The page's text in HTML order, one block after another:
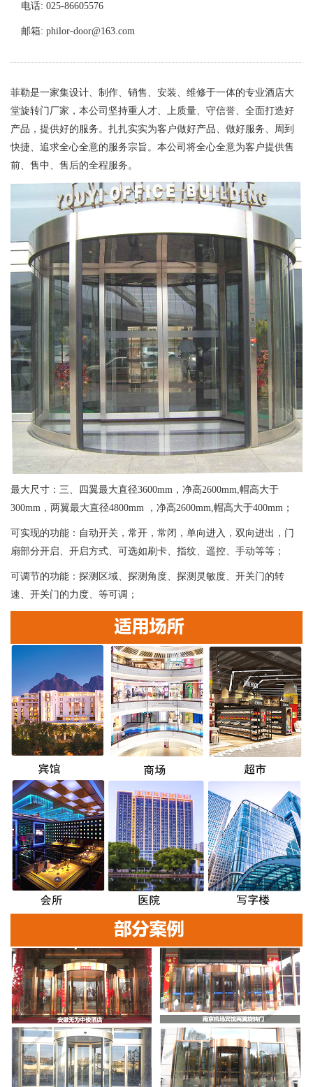
电话: 025-86605576
邮箱: philor-door@163.com
菲勒是一家集设计、制作、销售、安装、维修于一体的专业酒店大
堂旋转门厂家，本公司坚持重人才、上质量、守信誉、全面打造好
产品，提供好的服务。扎扎实实为客户做好产品、做好服务、周到
快捷、追求全心全意的服务宗旨。本公司将全心全意为客户提供售
前、售中、售后的全程服务。
最大尺寸：三、四翼最大直径3600mm，净高2600mm,帽高大于
300mm，两翼最大直径4800mm ，净高2600mm,帽高大于400mm；
可实现的功能：自动开关，常开，常闭，单向进入，双向进出，门
扇部分开启、开启方式、可选如刷卡、指纹、遥控、手动等等；
可调节的功能：探测区域、探测角度、探测灵敏度、开关门的转
速、开关门的力度、等可调；